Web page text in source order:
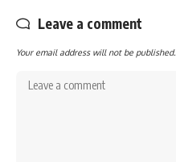
Leave a comment
Your email address will not be published.